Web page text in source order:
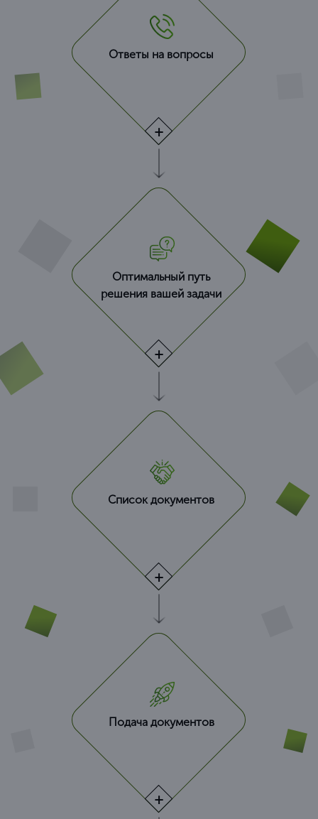
Ответы на вопросы
Оптимальный путь
решения вашей задачи
Список документов
Подача документов